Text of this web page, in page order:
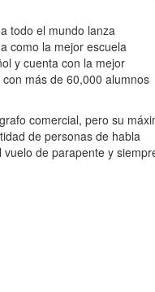
todo el mundo lanza
como la mejor escuela
y cuenta con la mejor
más de 60,000 alumnos
comercial, pero su
de personas de habla
de parapente y